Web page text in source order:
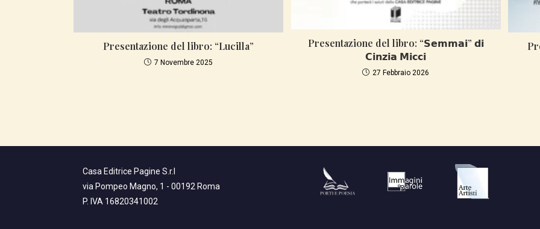
Presentazione del libro: “Lucilla”
7 Novembre 2025
Presentazione del libro: “𝗦𝗲𝗺𝗺𝗮𝗶” 𝗱𝗶
𝗖𝗶𝗻𝘇𝗶𝗮 𝗠𝗶𝗰𝗰𝗶
27 Febbraio 2026
Casa Editrice Pagine S.r.l
via Pompeo Magno, 1 - 00192 Roma
P. IVA 16820341002